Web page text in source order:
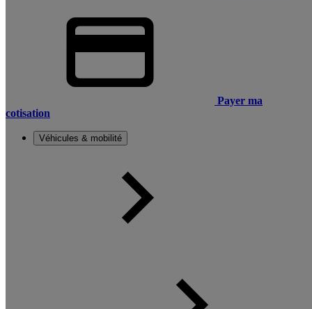
Payer ma
cotisation
Véhicules & mobilité